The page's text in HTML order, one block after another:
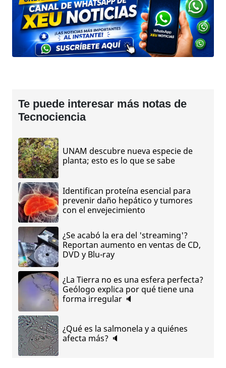
Te puede interesar más notas de
Tecnociencia
UNAM descubre nueva especie de
planta; esto es lo que se sabe
Identifican proteína esencial para
prevenir daño hepático y tumores
con el envejecimiento
¿Se acabó la era del 'streaming'?
Reportan aumento en ventas de CD,
DVD y Blu-ray
¿La Tierra no es una esfera perfecta?
Geólogo explica por qué tiene una
forma irregular 🔈
¿Qué es la salmonela y a quiénes
afecta más? 🔈